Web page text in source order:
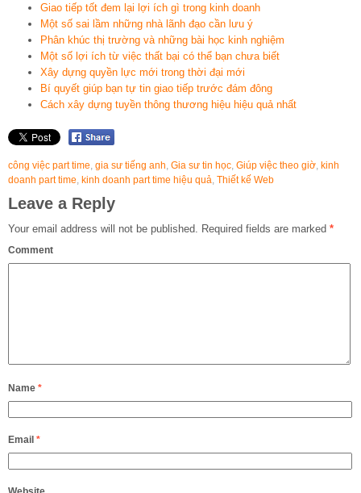
Giao tiếp tốt đem lại lợi ích gì trong kinh doanh
Một số sai lầm những nhà lãnh đạo cần lưu ý
Phân khúc thị trường và những bài học kinh nghiệm
Một số lợi ích từ việc thất bại có thể bạn chưa biết
Xây dựng quyền lực mới trong thời đại mới
Bí quyết giúp bạn tự tin giao tiếp trước đám đông
Cách xây dựng tuyền thông thương hiệu hiệu quả nhất
công việc part time, gia sư tiếng anh, Gia sư tin học, Giúp việc theo giờ, kinh
doanh part time, kinh doanh part time hiệu quả, Thiết kế Web
Leave a Reply
Your email address will not be published. Required fields are marked *
Comment
Name *
Email *